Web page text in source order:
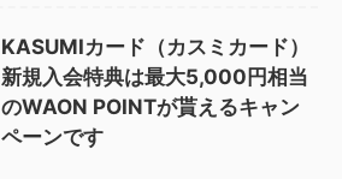
KASUMIカード（カスミカード）
新規入会特典は最大5,000円相当
のWAON POINTが貰えるキャン
ペーンです